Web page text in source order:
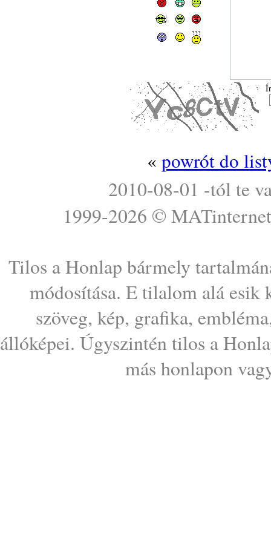
« powrót do
2010-08-01 -tól te
1999-2026 © MATinternet
Tilos a Honlap bármely
módosítása. E tilalom alá esik
szöveg, kép, grafika,
állóképei. Úgyszintén tilos a
más honlapon